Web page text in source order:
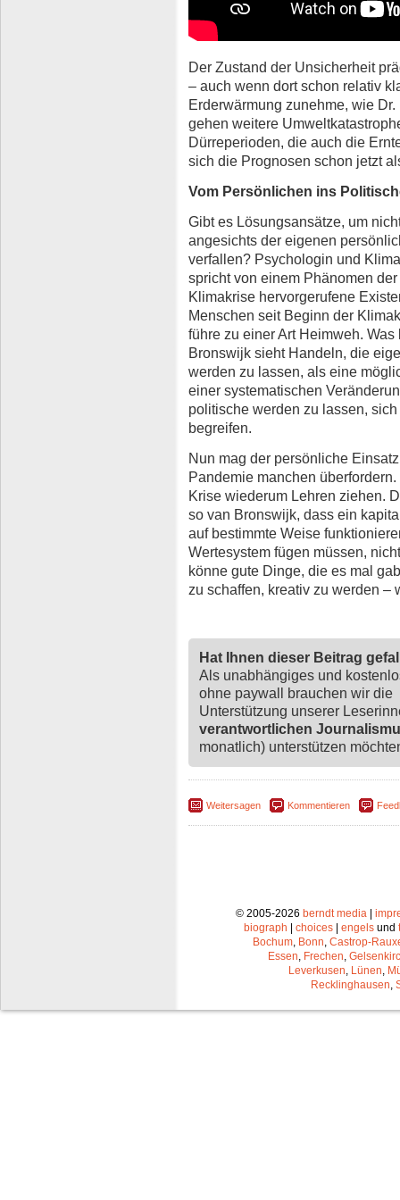
Der Zustand der Unsicherheit
– auch wenn dort schon relativ
Erderwärmung zunehme, wie
gehen weitere
Dürreperioden, die auch die
sich die Prognosen schon jetzt
Vom Persönlichen ins
Gibt es Lösungsansätze, um
angesichts der eigenen
verfallen? Psychologin und
spricht von einem Phänomen
Klimakrise hervorgerufene
Menschen seit Beginn der
führe zu einer Art Heimweh.
Bronswijk sieht Handeln, die
werden zu lassen, als eine
einer systematischen
politische werden zu lassen,
begreifen.
Nun mag der persönliche
Pandemie manchen
Krise wiederum Lehren ziehen.
so van Bronswijk, dass ein
auf bestimmte Weise
Wertesystem fügen müssen,
könne gute Dinge, die es mal
zu schaffen, kreativ zu werden –
Hat Ihnen dieser Beitrag
Als unabhängiges und
ohne paywall brauchen wir die
Unterstützung unserer
verantwortlichen
monatlich) unterstützen
Weitersagen Kommentieren
© 2005-2026 berndt media |
biograph | choices | engels und
Bochum Bonn Castrop-
Essen Frechen
Leverkusen Lünen
Recklinghausen